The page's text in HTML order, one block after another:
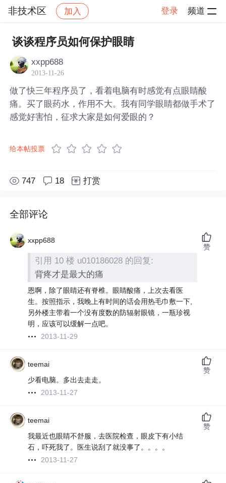
非技术区 加入 登录 频道
社区 非技术区 帖子详情
谈谈程序员如何保护眼睛
xxpp688
2013-11-26
做了快三年程序员了，看着电脑有时感觉有点眼睛酸
痛。买了眼药水，作用不大。我有同学眼睛都做手术了
感觉好害怕，征求大家是如何爱眼的？
给本帖投票
747 18 打赏
全部评论
xxpp688
引用 10 楼 u010186028 的回复:
背疼才是最大的痛
恩啊，除了眼睛还有脊椎。眼睛酸痛，上次去看医
生。按照指示，我晚上有时间的话会用热毛巾敷一下,
另外楼主带着一个没有度数的防辐射眼镜，一瓶珍视
明，应该可以缓解一点吧。
2013-11-29
赞
teemai
少看电脑。多出去走走。
2013-11-27
赞
teemai
我最近也眼睛不舒服，去医院检查，眼皮下有小结
石，吓死我了。医生说刮了就没事了。。。。
2013-11-27
赞